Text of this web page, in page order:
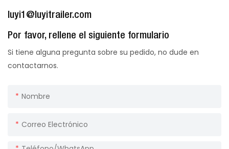
luyi1@luyitrailer.com
Por favor, rellene el siguiente formulario
Si tiene alguna pregunta sobre su pedido, no dude en
contactarnos.
Nombre
Correo Electrónico